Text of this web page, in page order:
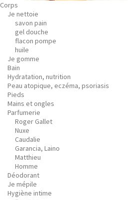
Corps
Je nettoie
savon pain
gel douche
flacon pompe
huile
Je gomme
Bain
Hydratation, nutrition
Peau atopique, eczéma, psoriasis
Pieds
Mains et ongles
Parfumerie
Roger Gallet
Nuxe
Caudalie
Garancia, Laino
Matthieu
Homme
Déodorant
Je mépile
Hygiène intime